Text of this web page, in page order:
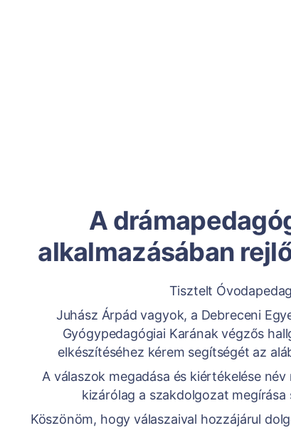
A
alkalmazásában
Tisztelt
Juhász Árpád vagyok, a Debreceni
Gyógypedagógiai Karának végzős
elkészítéséhez kérem segítségét az
A válaszok megadása és kiértékelése
kizárólag a szakdolgozat megírása
Köszönöm, hogy válaszaival hozzájárul